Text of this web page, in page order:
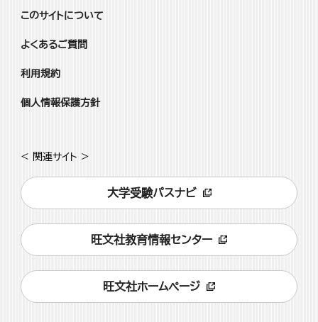
このサイトについて
よくあるご質問
利用規約
個人情報保護方針
< 関連サイト >
大学受験パスナビ
旺文社教育情報センター
旺文社ホームページ